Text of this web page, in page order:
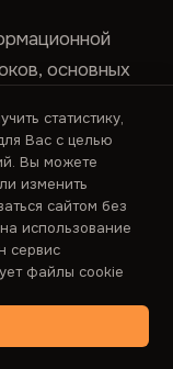
основных
в
“пройти”
подходят для
статистику,
Вас с целью
Вы можете
изменить
сайтом без
использование
сервис
файлы cookie